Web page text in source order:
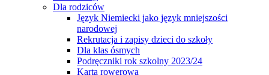
Dla rodziców
Język Niemiecki jako język mniejszości
narodowej
Rekrutacja i zapisy dzieci do szkoły
Dla klas ósmych
Podręczniki rok szkolny 2023/24
Karta rowerowa